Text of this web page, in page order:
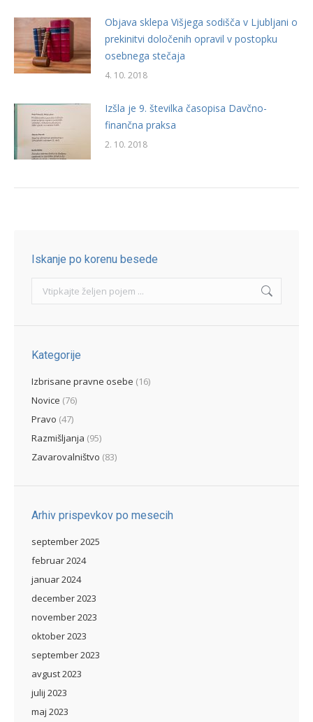
Objava sklepa Višjega sodišča v Ljubljani o
prekinitvi določenih opravil v postopku
osebnega stečaja
4. 10. 2018
Izšla je 9. številka časopisa Davčno-
finančna praksa
2. 10. 2018
Iskanje po korenu besede
Search:
Kategorije
Izbrisane pravne osebe (16)
Novice (76)
Pravo (47)
Razmišljanja (95)
Zavarovalništvo (83)
Arhiv prispevkov po mesecih
september 2025
februar 2024
januar 2024
december 2023
november 2023
oktober 2023
september 2023
avgust 2023
julij 2023
maj 2023